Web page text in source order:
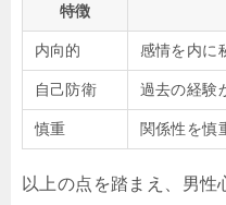
特徴
内向的 感情を内に
自己防衛 過去の経験
慎重 関係性を慎
以上の点を踏まえ、男性